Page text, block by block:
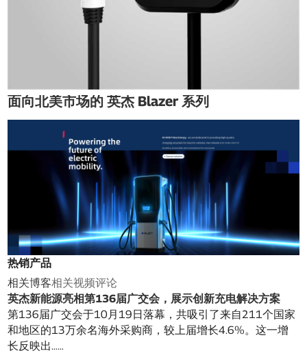
面向北美市场的 英杰 Blazer 系列
热销产品
相关博客相关视频评论
英杰新能源亮相第136届广交会，展示创新充电解决方案
第136届广交会于10月19日落幕，共吸引了来自211个国家
和地区的13万余名海外采购商，较上届增长4.6%。这一增
长反映出……